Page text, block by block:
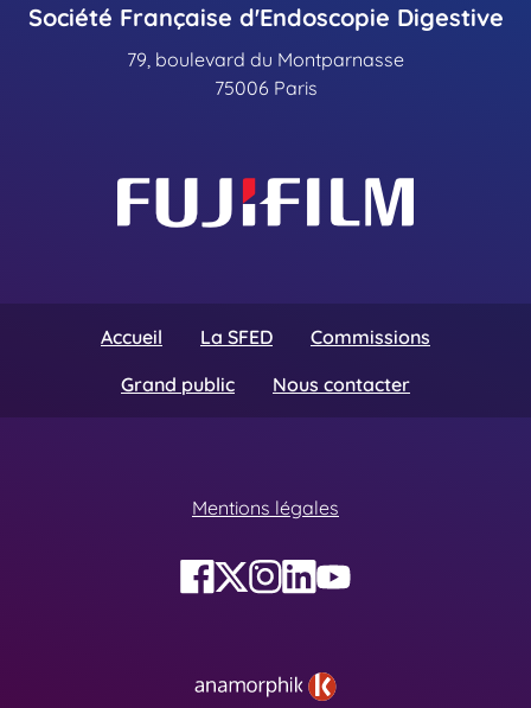
Société Française d'Endoscopie Digestive
79, boulevard du Montparnasse
75006 Paris
Accueil La SFED
Commissions
Grand public
Nous contacter
Mentions légales